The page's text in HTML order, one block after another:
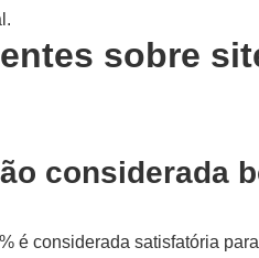
sobre
considerada
é considerada satisfatória